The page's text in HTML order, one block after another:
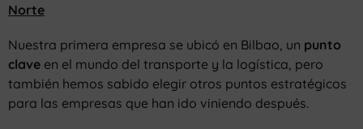
Norte
Nuestra primera empresa se ubicó en Bilbao, un punto
clave en el mundo del transporte y la logística, pero
también hemos sabido elegir otros puntos estratégicos
para las empresas que han ido viniendo después.